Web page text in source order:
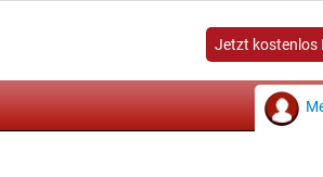
Jetzt kostenlos